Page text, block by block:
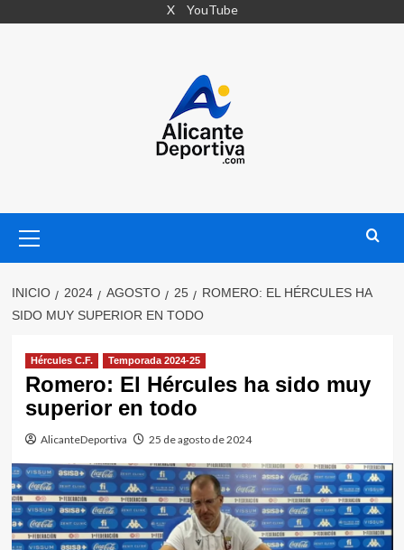
X YouTube
primario
INICIO 2024 AGOSTO 25
ROMERO: EL HÉRCULES HA
SIDO MUY SUPERIOR EN TODO
Hércules C.F. Temporada 2024-25
Romero: El Hércules ha sido muy
superior en todo
AlicanteDeportiva 25 de agosto de 2024